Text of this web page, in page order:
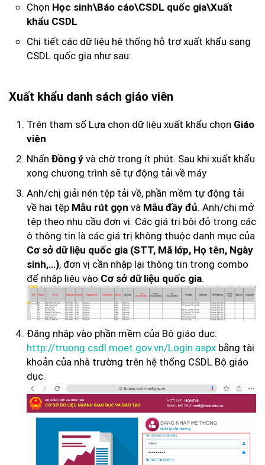
Chọn Học sinh\Báo cáo\CSDL quốc gia\Xuất
khẩu CSDL
Chi tiết các dữ liệu hệ thống hỗ trợ xuất khẩu sang
CSDL quốc gia như sau:
Xuất khẩu danh sách giáo viên
Trên tham số Lựa chọn dữ liệu xuất khẩu chọn Giáo
viên
Nhấn Đồng ý và chờ trong ít phút. Sau khi xuất khẩu
xong chương trình sẽ tự động tải về máy
Anh/chị giải nén tệp tải về, phần mềm tự động tải
về hai tệp Mẫu rút gọn và Mẫu đầy đủ. Anh/chị mở
tệp theo nhu cầu đơn vị. Các giá trị bôi đỏ trong các
ô thông tin là các giá trị không thuộc danh mục của
Cơ sở dữ liệu quốc gia (STT, Mã lớp, Họ tên, Ngày
sinh,…), đơn vị cần nhập lại thông tin trong combo
để nhập liệu vào Cơ sở dữ liệu quốc gia.
Đăng nhập vào phần mềm của Bộ giáo dục:
http://truong.csdl.moet.gov.vn/Login.aspx bằng tài
khoản của nhà trường trên hệ thống CSDL Bộ giáo
dục.